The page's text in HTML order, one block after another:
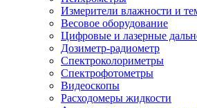
Измерители влажности и
Весовое оборудование
Цифровые и лазерные
Дозиметр-радиометр
Спектроколориметры
Спектрофотометры
Видеоскопы
Расходомеры жидкости